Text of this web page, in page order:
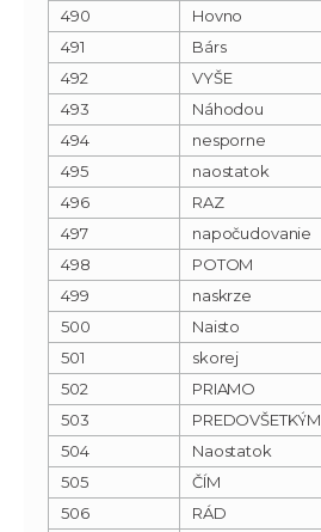
490
Hovno
491
Bárs
492
VYŠE
493
Náhodou
494
nesporne
495
naostatok
496
RAZ
497
napočudovanie
498
POTOM
499
naskrze
500
Naisto
501
skorej
502
PRIAMO
503
PREDOVŠETKÝM
504
Naostatok
505
ČÍM
506
RÁD